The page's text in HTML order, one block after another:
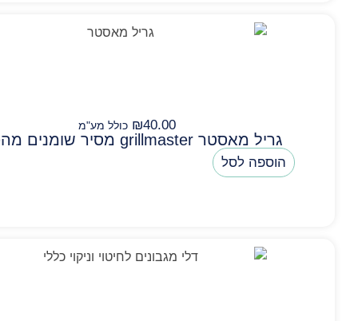
₪40.00 כולל מע"מ
גריל מאסטר grillmaster מסיר שומנים מהפכני
הוספה לסל